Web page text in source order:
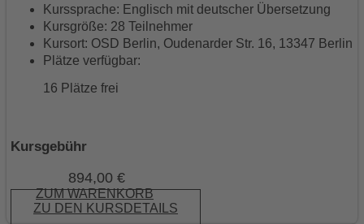
Kurssprache: Englisch mit deutscher Übersetzung
Kursgröße: 28 Teilnehmer
Kursort: OSD Berlin, Oudenarder Str. 16, 13347 Berlin
Plätze verfügbar:
16 Plätze frei
Kursgebühr
894,00 €
ZUM WARENKORB
ZU DEN KURSDETAILS